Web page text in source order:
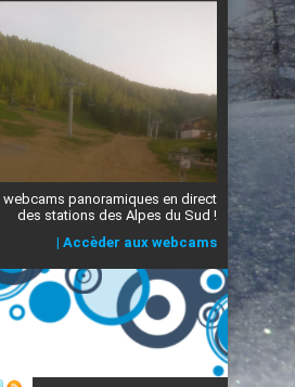
panoramiques en direct
des stations des Alpes du Sud !
| Accèder aux webcams